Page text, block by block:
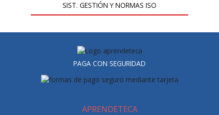
SIST. GESTIÓN Y NORMAS ISO
PAGA CON SEGURIDAD
APRENDETECA